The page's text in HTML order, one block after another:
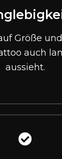
Größe
auch
aussieht.